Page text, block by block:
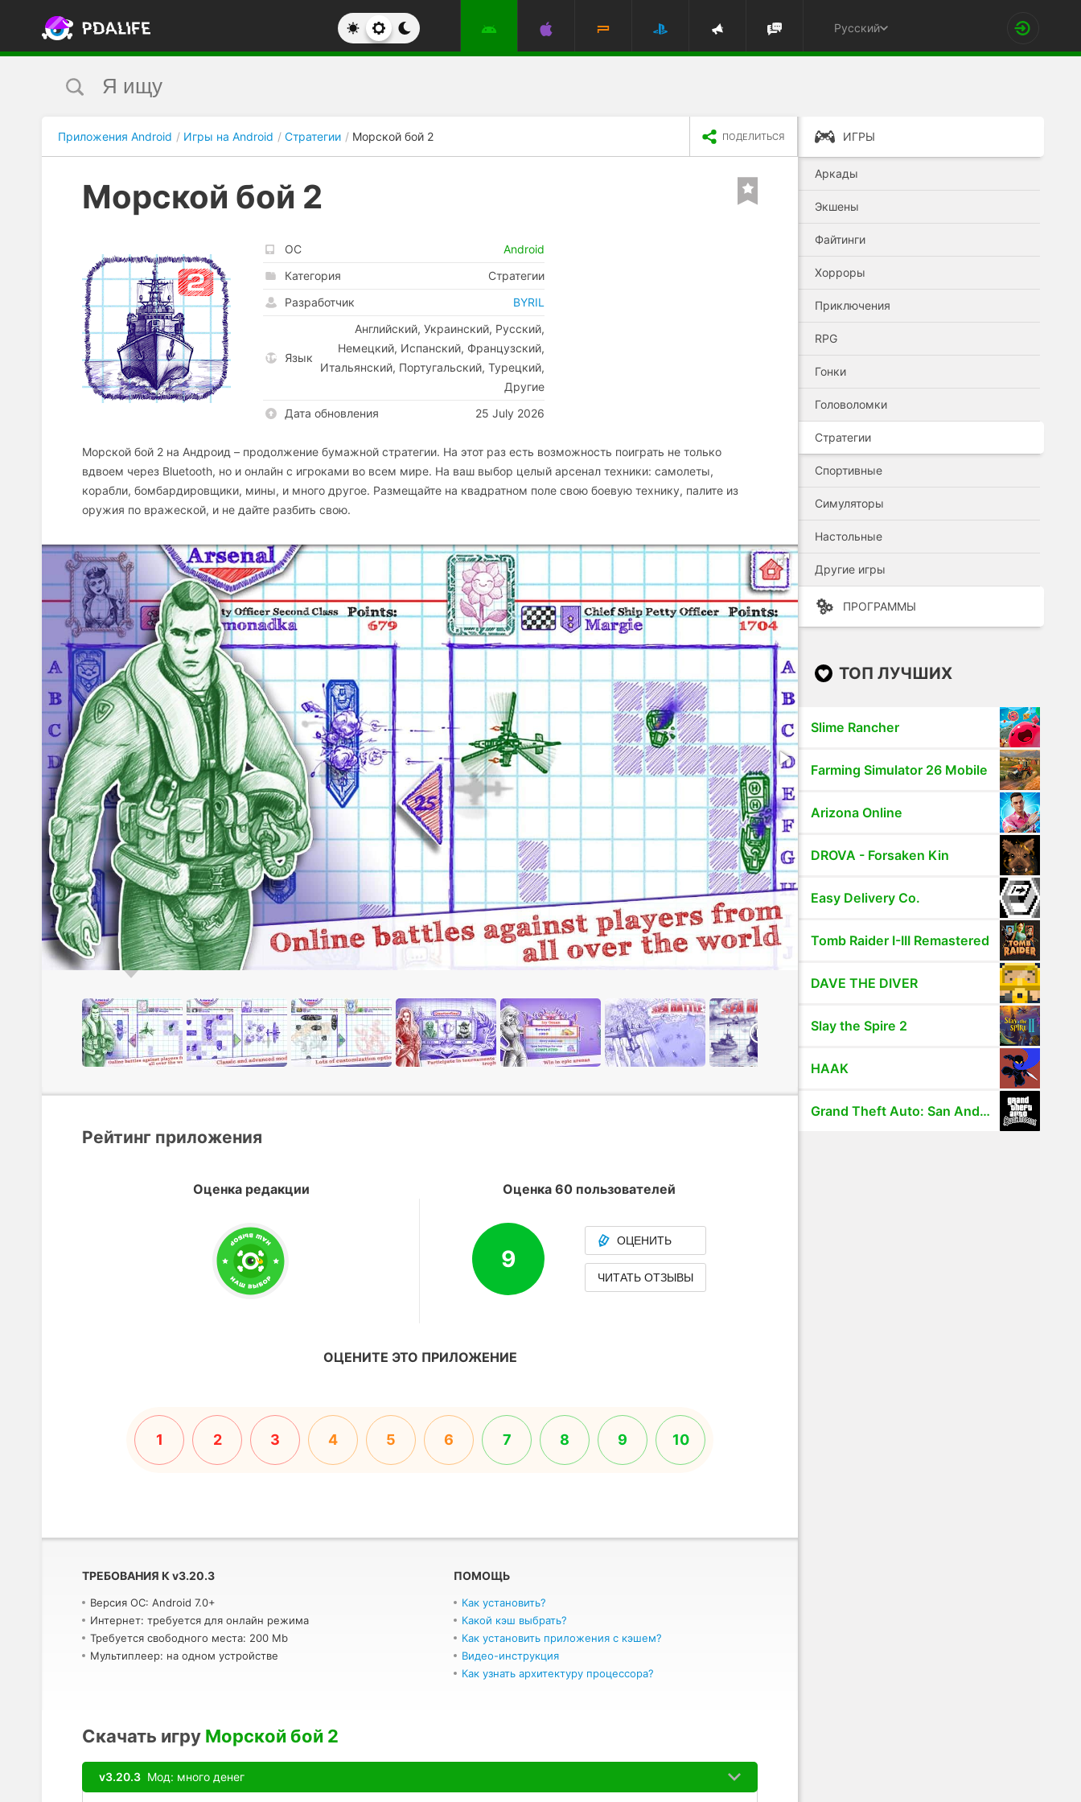
Русский
Приложения Android Игры на Android Стратегии Морской бой 2 ПОДЕЛИТЬСЯ
Морской бой 2
ОС
Android
Категория
Стратегии
Разработчик
BYRIL
Язык
Английский, Украинский, Русский,
Немецкий, Испанский, Французский,
Итальянский, Португальский, Турецкий,
Другие
Дата обновления
25 July 2026
Морской бой 2 на Андроид – продолжение бумажной стратегии. На этот раз есть возможность поиграть не только
вдвоем через Bluetooth, но и онлайн с игроками во всем мире. На ваш выбор целый арсенал техники: самолеты,
корабли, бомбардировщики, мины, и много другое. Размещайте на квадратном поле свою боевую технику, палите из
оружия по вражеской, и не дайте разбить свою.
Рейтинг приложения
Оценка редакции Оценка 60 пользователей
9
ОЦЕНИТЬ
ЧИТАТЬ ОТЗЫВЫ
ОЦЕНИТЕ ЭТО ПРИЛОЖЕНИЕ
1 2 3 4 5 6 7 8 9 10
ТРЕБОВАНИЯ К v3.20.3
Версия ОС: Android 7.0+
Интернет: требуется для онлайн режима
Требуется свободного места: 200 Mb
Мультиплеер: на одном устройстве
ПОМОЩЬ
Как установить?
Какой кэш выбрать?
Как установить приложения с кэшем?
Видео-инструкция
Как узнать архитектуру процессора?
Скачать игру Морской бой 2
v3.20.3 Мод: много денег
ИГРЫ
Аркады
Экшены
Файтинги
Хорроры
Приключения
RPG
Гонки
Головоломки
Стратегии
Спортивные
Симуляторы
Настольные
Другие игры
ПРОГРАММЫ
ТОП ЛУЧШИХ
Slime Rancher
Farming Simulator 26 Mobile
Arizona Online
DROVA - Forsaken Kin
Easy Delivery Co.
Tomb Raider I-III Remastered
DAVE THE DIVER
Slay the Spire 2
HAAK
Grand Theft Auto: San Andreas